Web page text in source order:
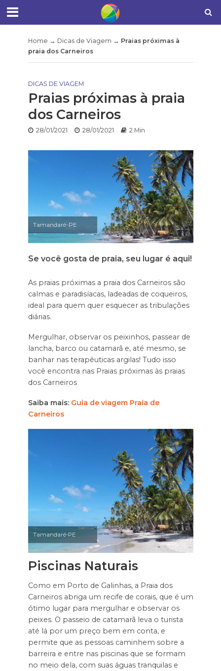
Home → Dicas de Viagem → Praias próximas à
praia dos Carneiros
DICAS DE VIAGEM
Praias próximas à praia
dos Carneiros
28/01/2021 28/01/2021 2 Min
Tamandaré-PE
Se você gosta de praia, seu lugar é aqui!
As praias próximas a praia dos Carneiros são
calmas e paradisíacas, ladeadas de coqueiros,
ideal para quem quer esquecer as tribulações
diárias.
Mergulhar, observar os peixinhos, passear de
lancha, barco ou catamarã e, até mesmo, se
banhar nas terapêuticas argilas! Tudo isso
você encontra nas Praias próximas às praias
dos Carneiros
Saiba mais: Guia de viagem Praia de
Carneiros
Tamandaré-PE
Piscinas Naturais
Como em Porto de Galinhas, a Praia dos
Carneiros abriga um recife de corais, que é um
ótimo lugar para mergulhar e observar os
peixes. O passeio de catamarã leva o turista
até lá por um preço bem em conta, e
permite que as pessoas caminhem sobre a
barreira e entre nas piscinas que se formam
no meio dela, com suas águas tranquilas e